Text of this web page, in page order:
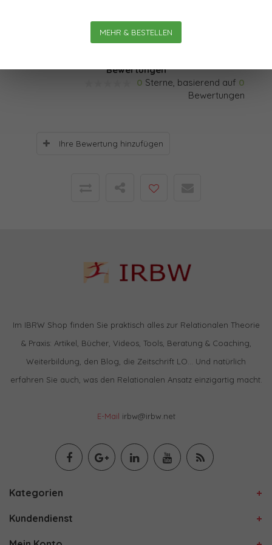
MEHR & BESTELLEN
Unternehmen als nützlich erwiesen.
Bewertungen
0 Sterne, basierend auf 0
Bewertungen
Ihre Bewertung hinzufügen
Im IBRW Shop finden Sie praktisch alles zur Relationalen Theorie
& Praxis: Artikel, Bücher, Videos, Tools, Beratung & Coaching,
Weiterbildung, den Blog, die Zeitschrift LO… Und natürlich
erfahren Sie auch, was den Relationalen Ansatz einzigartig macht.
E-Mail irbw@irbw.net
Kategorien
Kundendienst